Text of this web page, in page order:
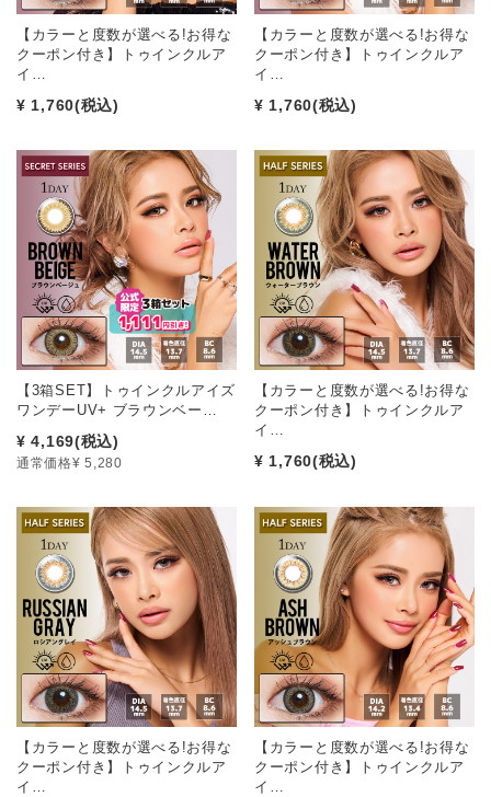
【カラーと度数が選べる!お得な
クーポン付き】トゥインクルア
イ…
¥ 1,760(税込)
【カラーと度数が選べる!お得な
クーポン付き】トゥインクルア
イ…
¥ 1,760(税込)
【3箱SET】トゥインクルアイズ
ワンデーUV+ ブラウンベー…
¥ 4,169(税込)
通常価格¥ 5,280
【カラーと度数が選べる!お得な
クーポン付き】トゥインクルア
イ…
¥ 1,760(税込)
【カラーと度数が選べる!お得な
クーポン付き】トゥインクルア
イ…
【カラーと度数が選べる!お得な
クーポン付き】トゥインクルア
イ…